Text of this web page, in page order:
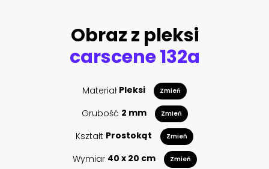
Obraz z pleksi
carscene 132a
Materiał Pleksi Zmień
Grubość 2 mm Zmień
Kształt Prostokąt Zmień
Wymiar 40 x 20 cm Zmień